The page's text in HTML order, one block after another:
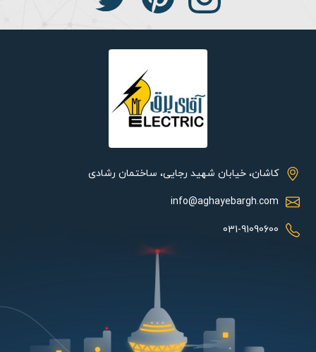
کاشان، خیابان شهید رجایی، ساختمان رشادی
info@aghayebargh.com
031-91090600